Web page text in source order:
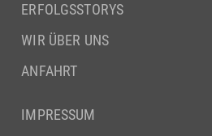
ERFOLGSSTORYS
WIR ÜBER UNS
ANFAHRT
IMPRESSUM